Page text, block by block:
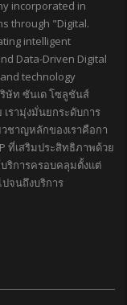
incorporated in
through "Digital.
intelligent
Data-Driven Digital
technology
ษัท ซันเด โซลูชันส์
รามุ่งมั่นยกระดับการ
ชาญหลักของเราคือกา
ที่เสริมประสิทธิภาพด้วย
ริการครอบคลุมตั้งแต่
จนถึงบริการ